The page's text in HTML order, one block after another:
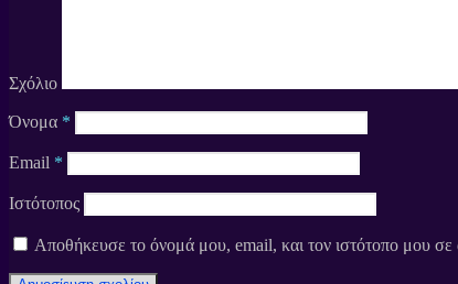
Σχόλιο
Όνομα *
Email *
Ιστότοπος
Αποθήκευσε το όνομά μου, email, και τον ιστότοπο μου